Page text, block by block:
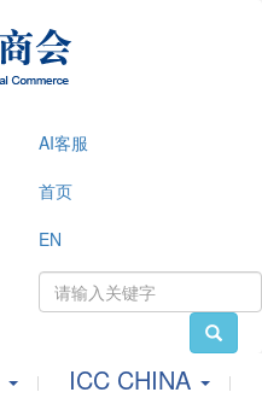
AI客服
首页
EN
ICC CHINA